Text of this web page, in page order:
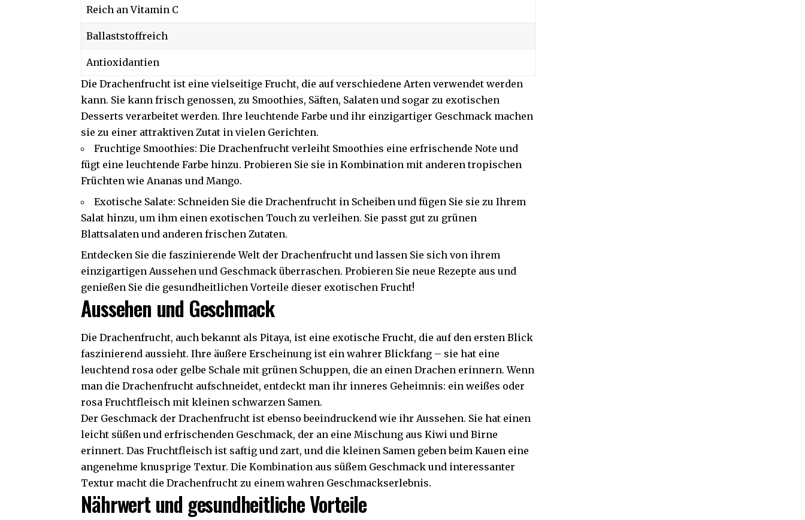
Reich an Vitamin C
Ballaststoffreich
Antioxidantien
Die Drachenfrucht ist eine vielseitige Frucht, die auf verschiedene Arten verwendet werden
kann. Sie kann frisch genossen, zu Smoothies, Säften, Salaten und sogar zu exotischen
Desserts verarbeitet werden. Ihre leuchtende Farbe und ihr einzigartiger Geschmack machen
sie zu einer attraktiven Zutat in vielen Gerichten.
Fruchtige Smoothies: Die Drachenfrucht verleiht Smoothies eine erfrischende Note und
fügt eine leuchtende Farbe hinzu. Probieren Sie sie in Kombination mit anderen tropischen
Früchten wie Ananas und Mango.
Exotische Salate: Schneiden Sie die Drachenfrucht in Scheiben und fügen Sie sie zu Ihrem
Salat hinzu, um ihm einen exotischen Touch zu verleihen. Sie passt gut zu grünen
Blattsalaten und anderen frischen Zutaten.
Entdecken Sie die faszinierende Welt der Drachenfrucht und lassen Sie sich von ihrem
einzigartigen Aussehen und Geschmack überraschen. Probieren Sie neue Rezepte aus und
genießen Sie die gesundheitlichen Vorteile dieser exotischen Frucht!
Aussehen und Geschmack
Die Drachenfrucht, auch bekannt als Pitaya, ist eine exotische Frucht, die auf den ersten Blick
faszinierend aussieht. Ihre äußere Erscheinung ist ein wahrer Blickfang – sie hat eine
leuchtend rosa oder gelbe Schale mit grünen Schuppen, die an einen Drachen erinnern. Wenn
man die Drachenfrucht aufschneidet, entdeckt man ihr inneres Geheimnis: ein weißes oder
rosa Fruchtfleisch mit kleinen schwarzen Samen.
Der Geschmack der Drachenfrucht ist ebenso beeindruckend wie ihr Aussehen. Sie hat einen
leicht süßen und erfrischenden Geschmack, der an eine Mischung aus Kiwi und Birne
erinnert. Das Fruchtfleisch ist saftig und zart, und die kleinen Samen geben beim Kauen eine
angenehme knusprige Textur. Die Kombination aus süßem Geschmack und interessanter
Textur macht die Drachenfrucht zu einem wahren Geschmackserlebnis.
Nährwert und gesundheitliche Vorteile